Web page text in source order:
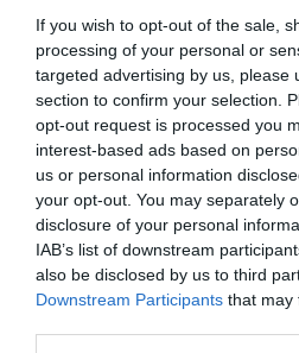
If you wish to opt-out of the sale,
processing of your personal or
targeted advertising by us, please
section to confirm your selection.
opt-out request is processed you
interest-based ads based on
us or personal information
your opt-out. You may separately
disclosure of your personal
IAB’s list of downstream
also be disclosed by us to third
Downstream Participants that may
03.08.2026
Το «τρικ» για να
παγοθήκες με νερό